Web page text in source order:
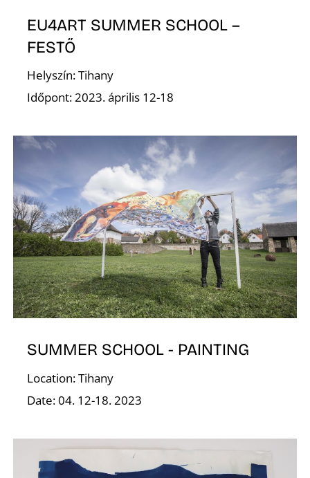
EU4ART SUMMER SCHOOL –
FESTŐ
Helyszín: Tihany
Időpont: 2023. április 12-18
SUMMER SCHOOL - PAINTING
Location: Tihany
Date: 04. 12-18. 2023